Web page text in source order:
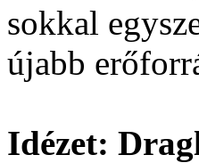
sokkal
újabb
Idézet: